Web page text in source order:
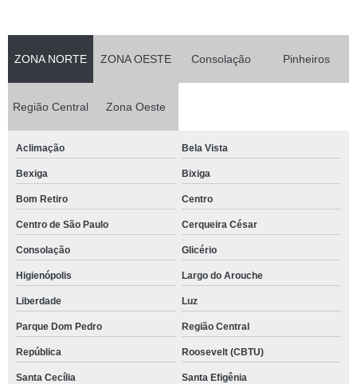
ZONA NORTE ZONA OESTE Consolação Pinheiros
Região Central Zona Oeste
Aclimação Bela Vista
Bexiga Bixiga
Bom Retiro Centro
Centro de São Paulo Cerqueira César
Consolação Glicério
Higienópolis Largo do Arouche
Liberdade Luz
Parque Dom Pedro Região Central
República Roosevelt (CBTU)
Santa Cecília Santa Efigênia